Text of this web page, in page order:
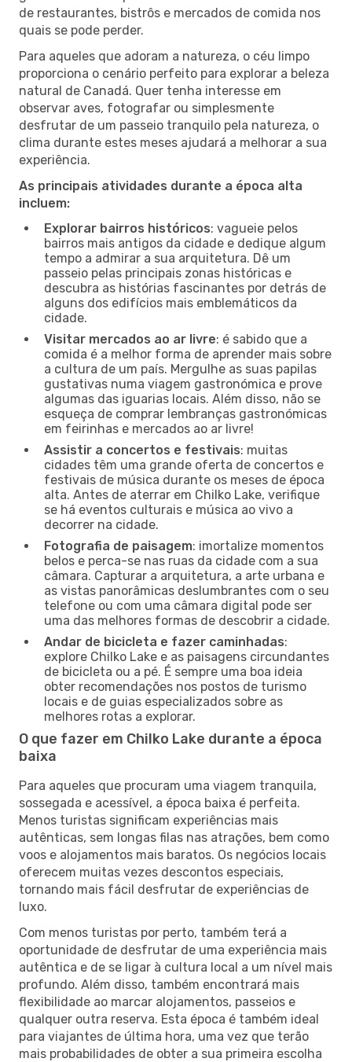
de restaurantes, bistrôs e mercados de comida nos
quais se pode perder.
Para aqueles que adoram a natureza, o céu limpo
proporciona o cenário perfeito para explorar a beleza
natural de Canadá. Quer tenha interesse em
observar aves, fotografar ou simplesmente
desfrutar de um passeio tranquilo pela natureza, o
clima durante estes meses ajudará a melhorar a sua
experiência.
As principais atividades durante a época alta
incluem:
Explorar bairros históricos: vagueie pelos
bairros mais antigos da cidade e dedique algum
tempo a admirar a sua arquitetura. Dê um
passeio pelas principais zonas históricas e
descubra as histórias fascinantes por detrás de
alguns dos edifícios mais emblemáticos da
cidade.
Visitar mercados ao ar livre: é sabido que a
comida é a melhor forma de aprender mais sobre
a cultura de um país. Mergulhe as suas papilas
gustativas numa viagem gastronómica e prove
algumas das iguarias locais. Além disso, não se
esqueça de comprar lembranças gastronómicas
em feirinhas e mercados ao ar livre!
Assistir a concertos e festivais: muitas
cidades têm uma grande oferta de concertos e
festivais de música durante os meses de época
alta. Antes de aterrar em Chilko Lake, verifique
se há eventos culturais e música ao vivo a
decorrer na cidade.
Fotografia de paisagem: imortalize momentos
belos e perca-se nas ruas da cidade com a sua
câmara. Capturar a arquitetura, a arte urbana e
as vistas panorâmicas deslumbrantes com o seu
telefone ou com uma câmara digital pode ser
uma das melhores formas de descobrir a cidade.
Andar de bicicleta e fazer caminhadas:
explore Chilko Lake e as paisagens circundantes
de bicicleta ou a pé. É sempre uma boa ideia
obter recomendações nos postos de turismo
locais e de guias especializados sobre as
melhores rotas a explorar.
O que fazer em Chilko Lake durante a época
baixa
Para aqueles que procuram uma viagem tranquila,
sossegada e acessível, a época baixa é perfeita.
Menos turistas significam experiências mais
autênticas, sem longas filas nas atrações, bem como
voos e alojamentos mais baratos. Os negócios locais
oferecem muitas vezes descontos especiais,
tornando mais fácil desfrutar de experiências de
luxo.
Com menos turistas por perto, também terá a
oportunidade de desfrutar de uma experiência mais
autêntica e de se ligar à cultura local a um nível mais
profundo. Além disso, também encontrará mais
flexibilidade ao marcar alojamentos, passeios e
qualquer outra reserva. Esta época é também ideal
para viajantes de última hora, uma vez que terão
mais probabilidades de obter a sua primeira escolha